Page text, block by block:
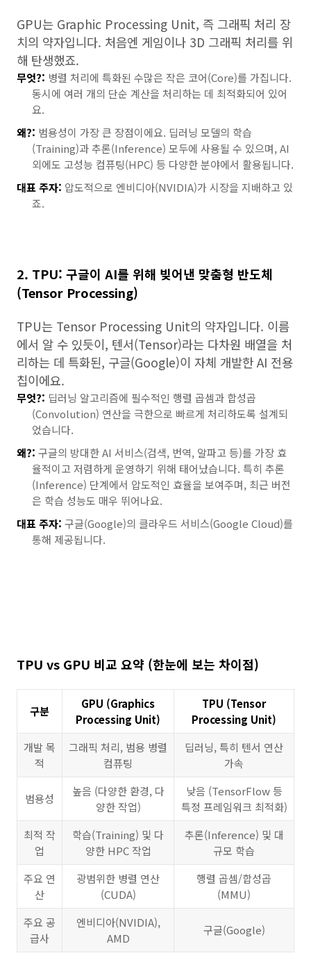
GPU는 Graphic Processing Unit, 즉 그래픽 처리 장
치의 약자입니다. 처음엔 게임이나 3D 그래픽 처리를 위
해 탄생했죠.
무엇?: 병렬 처리에 특화된 수많은 작은 코어(Core)를 가집니다.
동시에 여러 개의 단순 계산을 처리하는 데 최적화되어 있어
요.
왜?: 범용성이 가장 큰 장점이에요. 딥러닝 모델의 학습
(Training)과 추론(Inference) 모두에 사용될 수 있으며, AI
외에도 고성능 컴퓨팅(HPC) 등 다양한 분야에서 활용됩니다.
대표 주자: 압도적으로 엔비디아(NVIDIA)가 시장을 지배하고 있
죠.
2. TPU: 구글이 AI를 위해 빚어낸 맞춤형 반도체
(Tensor Processing)
TPU는 Tensor Processing Unit의 약자입니다. 이름
에서 알 수 있듯이, 텐서(Tensor)라는 다차원 배열을 처
리하는 데 특화된, 구글(Google)이 자체 개발한 AI 전용
칩이에요.
무엇?: 딥러닝 알고리즘에 필수적인 행렬 곱셈과 합성곱
(Convolution) 연산을 극한으로 빠르게 처리하도록 설계되
었습니다.
왜?: 구글의 방대한 AI 서비스(검색, 번역, 알파고 등)를 가장 효
율적이고 저렴하게 운영하기 위해 태어났습니다. 특히 추론
(Inference) 단계에서 압도적인 효율을 보여주며, 최근 버전
은 학습 성능도 매우 뛰어나요.
대표 주자: 구글(Google)의 클라우드 서비스(Google Cloud)를
통해 제공됩니다.
TPU vs GPU 비교 요약 (한눈에 보는 차이점)
구분
GPU (Graphics
Processing Unit)
TPU (Tensor
Processing Unit)
개발 목
적
그래픽 처리, 범용 병렬
컴퓨팅
딥러닝, 특히 텐서 연산
가속
범용성
높음 (다양한 환경, 다
양한 작업)
낮음 (TensorFlow 등
특정 프레임워크 최적화)
최적 작
업
학습(Training) 및 다
양한 HPC 작업
추론(Inference) 및 대
규모 학습
주요 연
산
광범위한 병렬 연산
(CUDA)
행렬 곱셈/합성곱
(MMU)
주요 공
급사
엔비디아(NVIDIA),
AMD
구글(Google)